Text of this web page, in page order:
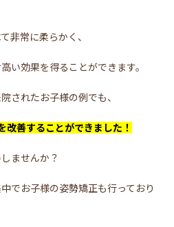
非常に柔らかく、
い効果を得ることができます。
されたお子様の例でも、
改善することができました！
ませんか？
でお子様の姿勢矯正も行っており